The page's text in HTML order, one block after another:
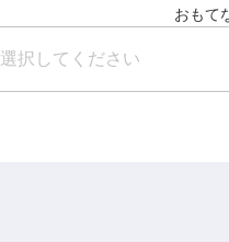
おもて
選択してください